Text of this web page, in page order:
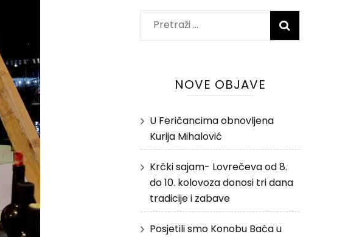
Pretraži:
NOVE OBJAVE
U Feričancima obnovljena
Kurija Mihalović
Krčki sajam- Lovrečeva od 8.
do 10. kolovoza donosi tri dana
tradicije i zabave
Posjetili smo Konobu Baća u